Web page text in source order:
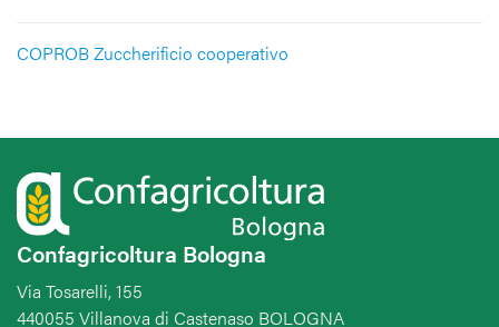
COPROB Zuccherificio cooperativo
Confagricoltura Bologna
Via Tosarelli, 155
440055 Villanova di Castenaso BOLOGNA